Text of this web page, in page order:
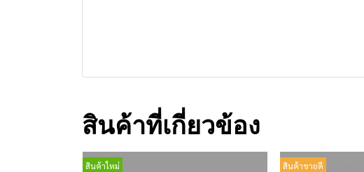
สินค้าที่เกี่ยวข้อง
สินค้าใหม่ สินค้าขายดี